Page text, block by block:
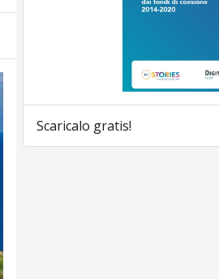
Scaricalo gratis!